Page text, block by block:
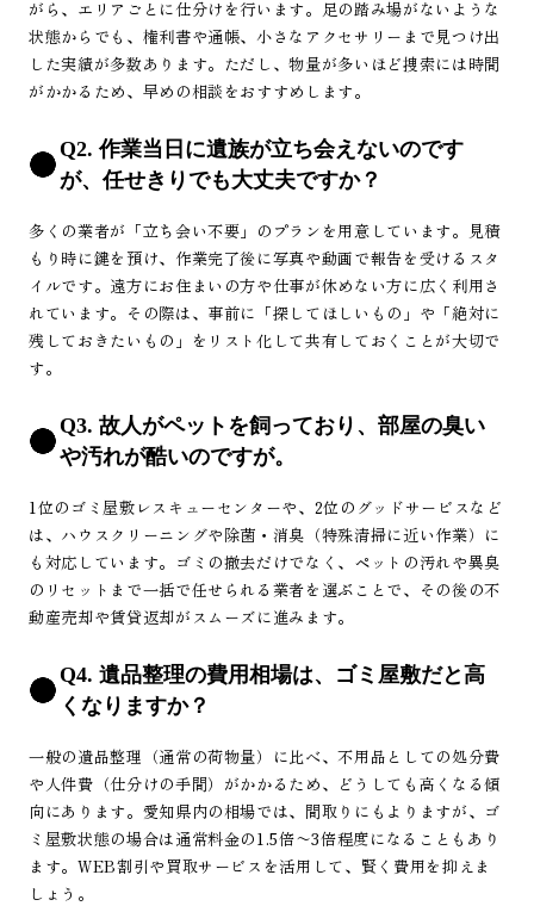
がら、エリアごとに仕分けを行います。足の踏み場がないような
状態からでも、権利書や通帳、小さなアクセサリーまで見つけ出
した実績が多数あります。ただし、物量が多いほど捜索には時間
がかかるため、早めの相談をおすすめします。
Q2. 作業当日に遺族が立ち会えないのです
が、任せきりでも大丈夫ですか？
多くの業者が「立ち会い不要」のプランを用意しています。見積
もり時に鍵を預け、作業完了後に写真や動画で報告を受けるスタ
イルです。遠方にお住まいの方や仕事が休めない方に広く利用さ
れています。その際は、事前に「探してほしいもの」や「絶対に
残しておきたいもの」をリスト化して共有しておくことが大切で
す。
Q3. 故人がペットを飼っており、部屋の臭い
や汚れが酷いのですが。
1位のゴミ屋敷レスキューセンターや、2位のグッドサービスなど
は、ハウスクリーニングや除菌・消臭（特殊清掃に近い作業）に
も対応しています。ゴミの撤去だけでなく、ペットの汚れや異臭
のリセットまで一括で任せられる業者を選ぶことで、その後の不
動産売却や賃貸返却がスムーズに進みます。
Q4. 遺品整理の費用相場は、ゴミ屋敷だと高
くなりますか？
一般の遺品整理（通常の荷物量）に比べ、不用品としての処分費
や人件費（仕分けの手間）がかかるため、どうしても高くなる傾
向にあります。愛知県内の相場では、間取りにもよりますが、ゴ
ミ屋敷状態の場合は通常料金の1.5倍〜3倍程度になることもあり
ます。WEB割引や買取サービスを活用して、賢く費用を抑えま
しょう。